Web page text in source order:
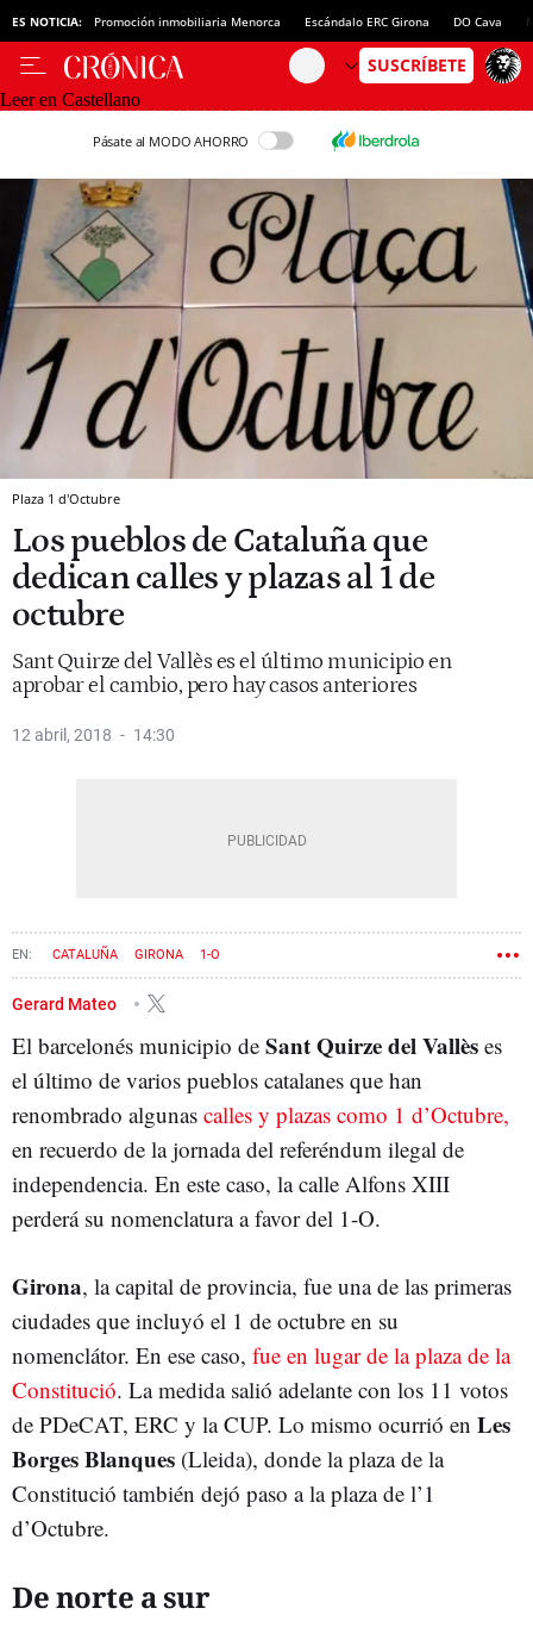
ES NOTICIA: Promoción inmobiliaria Menorca Escándalo ERC Girona DO Cava
Leer en Castellano
Pásate al MODO AHORRO
Plaza 1 d'Octubre
Los pueblos de Cataluña que
dedican calles y plazas al 1 de
octubre
Sant Quirze del Vallès es el último municipio en
aprobar el cambio, pero hay casos anteriores
12 abril, 2018 14:30
CATALUÑA GIRONA 1-O
Gerard Mateo
El barcelonés municipio de Sant Quirze del Vallès es
el último de varios pueblos catalanes que han
renombrado algunas calles y plazas como 1 d’Octubre,
en recuerdo de la jornada del referéndum ilegal de
independencia. En este caso, la calle Alfons XIII
perderá su nomenclatura a favor del 1-O.
Girona, la capital de provincia, fue una de las primeras
ciudades que incluyó el 1 de octubre en su
nomenclátor. En ese caso, fue en lugar de la plaza de la
Constitució. La medida salió adelante con los 11 votos
de PDeCAT, ERC y la CUP. Lo mismo ocurrió en Les
Borges Blanques (Lleida), donde la plaza de la
Constitució también dejó paso a la plaza de l’1
d’Octubre.
De norte a sur